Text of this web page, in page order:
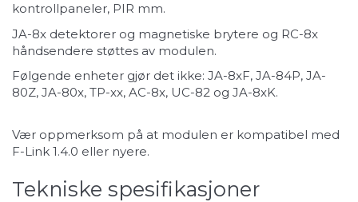
kontrollpaneler, PIR mm.
JA-8x detektorer og magnetiske brytere og RC-8x
håndsendere støttes av modulen.
Følgende enheter gjør det ikke: JA-8xF, JA-84P, JA-
80Z, JA-80x, TP-xx, AC-8x, UC-82 og JA-8xK.
Vær oppmerksom på at modulen er kompatibel med
F-Link 1.4.0 eller nyere.
Tekniske spesifikasjoner